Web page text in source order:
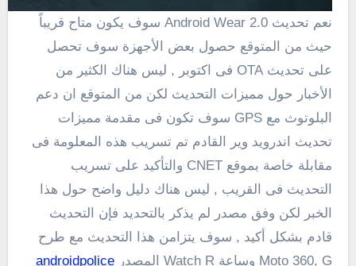
نعم تحديث Android Wear 2.0 سوف يكون متاح قريباً
حيث من المتوقع حصول بعض الأجهزة سوف تحصل
على تحديث OTA فى اكتوبر , ليس هناك الكثير من
الأخبار حول مميزات التحديث لكن من المتوقع ان دعم
البلوتوث مع GPS سوف تكون فى مقدمة مميزات
تحديث اندرويد وير القادم تم تسريب هذه المعلومة فى
مقابلة خاصة بموقع CNET والتأكيد على تسريب
التحديث فى القريب , ليس هناك دليل واضح حول هذا
الخبر لكن وفق مصدر لم يذكر بالتحديد فإن التحديث
قادم بشكل أكيد , سوف يتزامن هذا التحديث مع طرح
Moto 360, G وساعة Watch R المصدر
androidpolice